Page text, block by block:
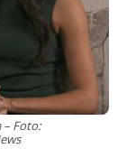
Foto: